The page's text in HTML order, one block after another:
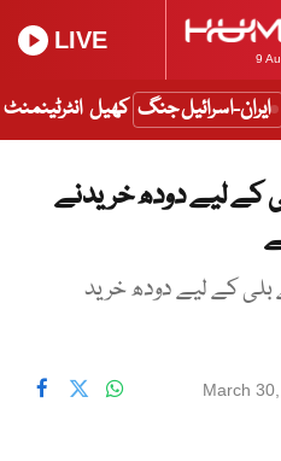
9
LIVE
ایران-اسرائیل جنگ کھیل انٹرٹینمنٹ
کے لیے دودھ خریدنے
کے لیے دودھ خرید
March